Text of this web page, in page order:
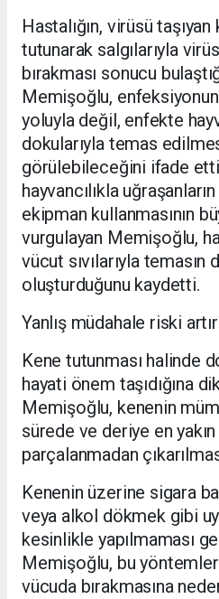
Hastalığın, virüsü
tutunarak salgılarıyla
bırakması sonucu
Memişoğlu,
yoluyla değil, enfekte
dokularıyla temas
görülebileceğini ifade
hayvancılıkla
ekipman kullanmasının
vurgulayan Memişoğlu,
vücut sıvılarıyla temasın
oluşturduğunu kaydetti.
Yanlış müdahale riski
Kene tutunması halinde
hayati önem taşıdığına
Memişoğlu, kenenin
sürede ve deriye en
parçalanmadan
Kenenin üzerine sigara
veya alkol dökmek gibi
kesinlikle yapılmaması
Memişoğlu, bu
vücuda bırakmasına